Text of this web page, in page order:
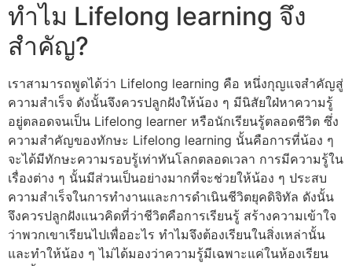
ทำไม Lifelong learning จึง
สำคัญ?
เราสามารถพูดได้ว่า Lifelong learning คือ หนึ่งกุญแจสำคัญสู่
ความสำเร็จ ดังนั้นจึงควรปลูกฝังให้น้อง ๆ มีนิสัยใฝ่หาความรู้
อยู่ตลอดจนเป็น Lifelong learner หรือนักเรียนรู้ตลอดชีวิต ซึ่ง
ความสำคัญของทักษะ Lifelong learning นั้นคือการที่น้อง ๆ
จะได้มีทักษะความรอบรู้เท่าทันโลกตลอดเวลา การมีความรู้ใน
เรื่องต่าง ๆ นั้นมีส่วนเป็นอย่างมากที่จะช่วยให้น้อง ๆ ประสบ
ความสำเร็จในการทำงานและการดำเนินชีวิตยุคดิจิทัล ดังนั้น
จึงควรปลูกฝังแนวคิดที่ว่าชีวิตคือการเรียนรู้ สร้างความเข้าใจ
ว่าพวกเขาเรียนไปเพื่ออะไร ทำไมจึงต้องเรียนในสิ่งเหล่านั้น
และทำให้น้อง ๆ ไม่ได้มองว่าความรู้มีเฉพาะแค่ในห้องเรียน